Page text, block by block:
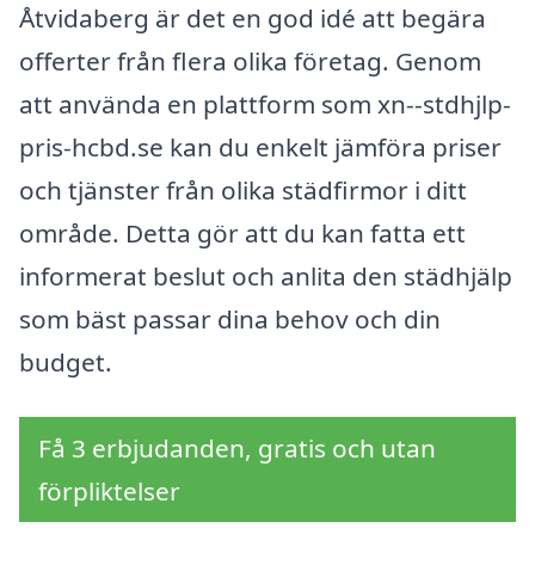
Åtvidaberg är det en god idé att begära
offerter från flera olika företag. Genom
att använda en plattform som xn--stdhjlp-
pris-hcbd.se kan du enkelt jämföra priser
och tjänster från olika städfirmor i ditt
område. Detta gör att du kan fatta ett
informerat beslut och anlita den städhjälp
som bäst passar dina behov och din
budget.
Få 3 erbjudanden, gratis och utan
förpliktelser